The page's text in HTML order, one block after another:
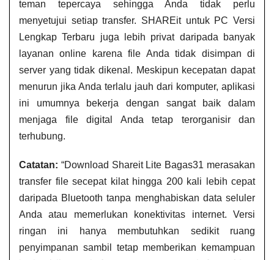
teman tepercaya sehingga Anda tidak perlu
menyetujui setiap transfer. SHAREit untuk PC Versi
Lengkap Terbaru juga lebih privat daripada banyak
layanan online karena file Anda tidak disimpan di
server yang tidak dikenal. Meskipun kecepatan dapat
menurun jika Anda terlalu jauh dari komputer, aplikasi
ini umumnya bekerja dengan sangat baik dalam
menjaga file digital Anda tetap terorganisir dan
terhubung.
Catatan: “Download Shareit Lite​ Bagas31 merasakan
transfer file secepat kilat hingga 200 kali lebih cepat
daripada Bluetooth tanpa menghabiskan data seluler
Anda atau memerlukan konektivitas internet. Versi
ringan ini hanya membutuhkan sedikit ruang
penyimpanan sambil tetap memberikan kemampuan